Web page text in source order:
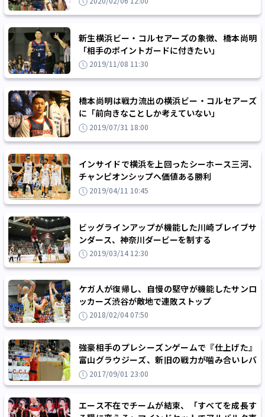
新生横浜ビー・コルセアーズの象徴、橋本尚明
「相手のポイントガードに付きたい」
2019/11/08 11:30
橋本尚明は戦力流出の横浜ビー・コルセアーズ
に「前向きなことしか考えていない」
2019/07/31 18:00
インサイドで横浜を上回ったシーホース三河、
チャンピオンシップへ価値ある勝利
2019/04/11 10:45
ビッグラインアップが機能した川崎ブレイブサ
ンダース、神奈川ダービーを制する
2019/03/14 12:30
ケガ人が復帰し、自慢の堅守が機能したサンロ
ッカーズ渋谷が敵地で連敗ストップ
2018/02/04 07:50
強豪相手のプレシーズンゲームで『仕上げた』
富山グラウジーズ、新旧の戦力が噛み合いレバ
ンガ北海道を相手に余裕の勝利
2017/09/01 23:00
エース不在でチームが結束、「すべてを成長す